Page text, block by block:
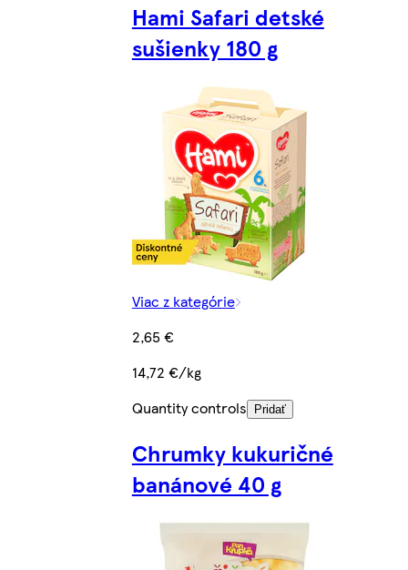
Hami Safari detské
sušienky 180 g
Viac z kategórie
2,65 €
14,72 €/kg
Quantity controls
Pridať
Chrumky kukuričné
banánové 40 g